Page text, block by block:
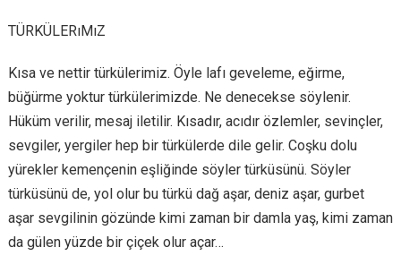
TÜRKÜLERıMıZ
Kısa ve nettir türkülerimiz. Öyle lafı geveleme, eğirme,
büğürme yoktur türkülerimizde. Ne denecekse söylenir.
Hüküm verilir, mesaj iletilir. Kısadır, acıdır özlemler, sevinçler,
sevgiler, yergiler hep bir türkülerde dile gelir. Coşku dolu
yürekler kemençenin eşliğinde söyler türküsünü. Söyler
türküsünü de, yol olur bu türkü dağ aşar, deniz aşar, gurbet
aşar sevgilinin gözünde kimi zaman bir damla yaş, kimi zaman
da gülen yüzde bir çiçek olur açar…